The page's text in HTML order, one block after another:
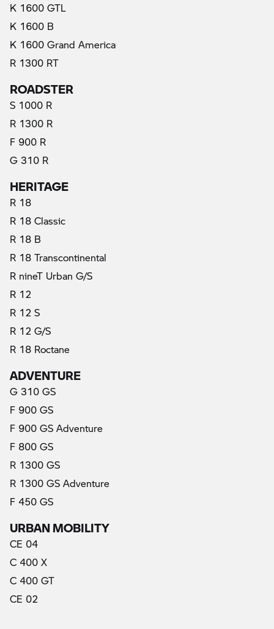
K 1600 GTL
K 1600 B
K 1600 Grand America
R 1300 RT
ROADSTER
S 1000 R
R 1300 R
F 900 R
G 310 R
HERITAGE
R 18
R 18 Classic
R 18 B
R 18 Transcontinental
R nineT Urban G/S
R 12
R 12 S
R 12 G/S
R 18 Roctane
ADVENTURE
G 310 GS
F 900 GS
F 900 GS Adventure
F 800 GS
R 1300 GS
R 1300 GS Adventure
F 450 GS
URBAN MOBILITY
CE 04
C 400 X
C 400 GT
CE 02